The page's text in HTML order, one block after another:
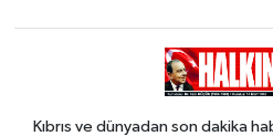
Kıbrıs ve dünyadan son dakika